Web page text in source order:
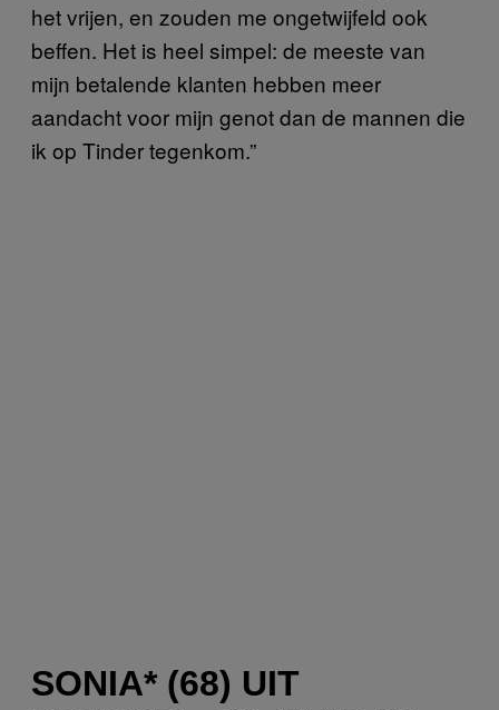
het vrijen, en zouden me ongetwijfeld ook
beffen. Het is heel simpel: de meeste van
mijn betalende klanten hebben meer
aandacht voor mijn genot dan de mannen die
ik op Tinder tegenkom.”
SONIA* (68) UIT